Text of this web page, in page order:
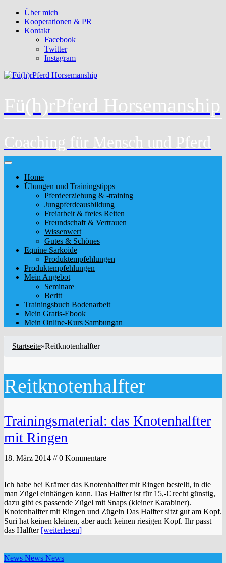
Über mich
Kooperationen & PR
Kontakt
Facebook
Twitter
Instagram
Fü(h)rPferd Horsemanship
Coaching für Mensch und Pferd
Home
Übungen und Trainingstipps
Pferdeerziehung & -training
Jungpferdeausbildung
Freiarbeit & freies Reiten
Freundschaft & Vertrauen
Wissenwert
Gutes & Schönes
Equine Sarkoide
Produktempfehlungen
Produktempfehlungen
Mein Angebot
Seminare
Beritt
Trainingsbuch Bodenarbeit
Mein Gratis-Ebook
Mein Online-Kurs Sambungan
Startseite»Reitknotenhalfter
Reitknotenhalfter
Trainingsmaterial: das Knotenhalfter
mit Ringen
18. März 2014 // 0 Kommentare
Ich habe bei Krämer das Knotenhalfter mit Ringen bestellt, in die
man Zügel einhängen kann. Das Halfter ist für 15,-€ recht günstig,
dazu gibt es passende Zügel mit Snaps (kleiner Karabiner).
Knotenhalfter mit Ringen und Zügeln Das Halfter sitzt gut am Kopf.
Suri hat keinen kleinen, aber auch keinen riesigen Kopf. Ihr passt
das Halfter [weiterlesen]
News News News